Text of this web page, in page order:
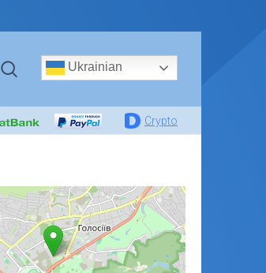
Ukrainian
Crypto